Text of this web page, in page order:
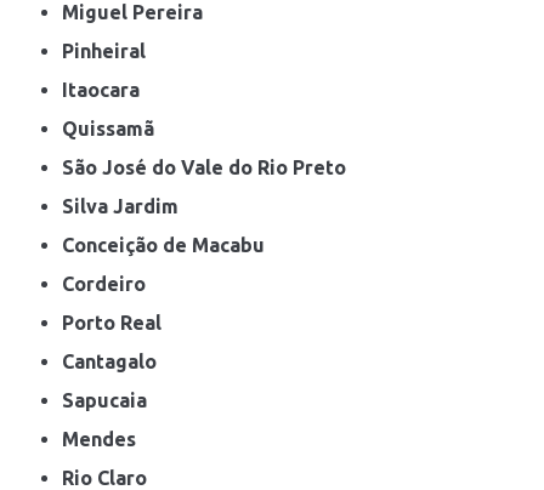
Miguel Pereira
Pinheiral
Itaocara
Quissamã
São José do Vale do Rio Preto
Silva Jardim
Conceição de Macabu
Cordeiro
Porto Real
Cantagalo
Sapucaia
Mendes
Rio Claro